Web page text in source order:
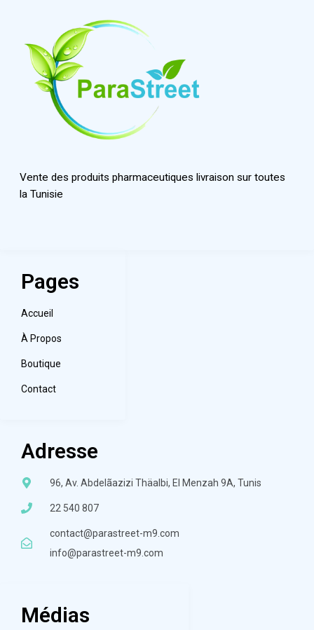
Vente des produits pharmaceutiques livraison sur toutes
la Tunisie
Pages
Accueil
À Propos
Boutique
Contact
Adresse
96, Av. Abdelãazizi Thäalbi, El Menzah 9A, Tunis
22 540 807
contact@parastreet-m9.com
info@parastreet-m9.com
Médias